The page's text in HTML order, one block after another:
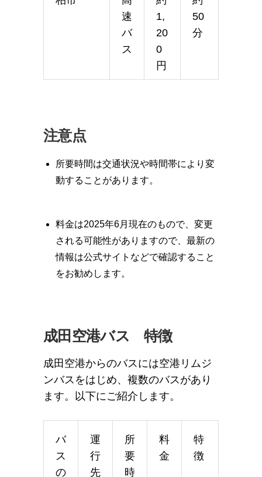
速
バ
ス
1,
20
0
円
50
分
注意点
所要時間は交通状況や時間帯により変
動することがあります。
料金は2025年6月現在のもので、変更
される可能性がありますので、最新の
情報は公式サイトなどで確認すること
をお勧めします。
成田空港バス 特徴
成田空港からのバスには空港リムジ
ンバスをはじめ、複数のバスがあり
ます。以下にご紹介します。
バ
ス
の
運
行
先
所
要
時
料
金
特
徴